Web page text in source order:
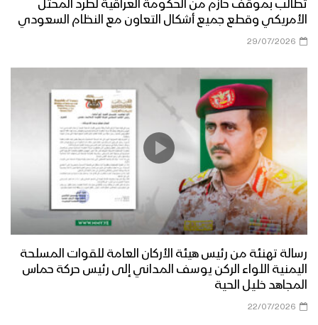
تطالب بموقف حازم من الحكومة العراقية لطرد المحتل
الأمريكي وقطع جميع أشكال التعاون مع النظام السعودي
29/07/2026
رسالة تهنئة من رئيس هيئة الأركان العامة للقوات المسلحة
اليمنية اللواء الركن يوسف المداني إلى رئيس حركة حماس
المجاهد خليل الحية
22/07/2026